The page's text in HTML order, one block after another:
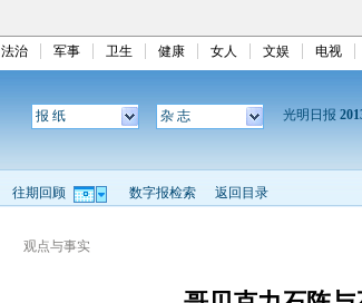
法治 军事 卫生 健康 女人 文娱 电视
报 纸 杂 志 光明日报
往期回顾 数字报检索 返回目录
观点与事实